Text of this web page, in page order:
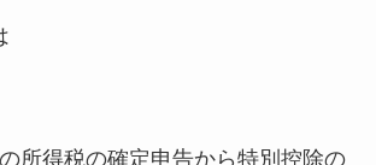
所得税の確定申告から特別控除の